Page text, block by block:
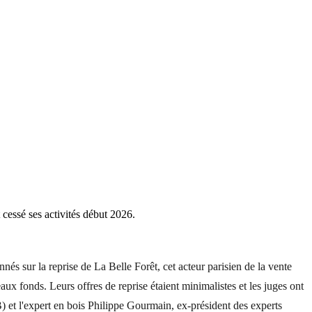
ses activités début 2026.
sur la reprise de La Belle Forêt, cet acteur parisien de la vente
fonds. Leurs offres de reprise étaient minimalistes et les juges ont
l'expert en bois Philippe Gourmain, ex-président des experts